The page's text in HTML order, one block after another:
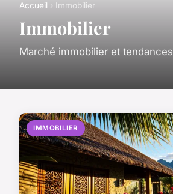
Accueil › Immobilier
Immobilier
Marché immobilier et tendances
IMMOBILIER